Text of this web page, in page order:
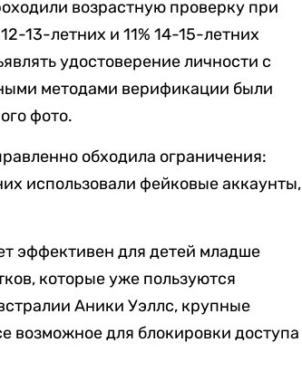
возрастную проверку при
13-летних и 11% 14-15-летних
удостоверение личности с
методами верификации были
фото.
обходила ограничения:
использовали фейковые аккаунты,
эффективен для детей младше
которые уже пользуются
Аники Уэллс, крупные
возможное для блокировки доступа